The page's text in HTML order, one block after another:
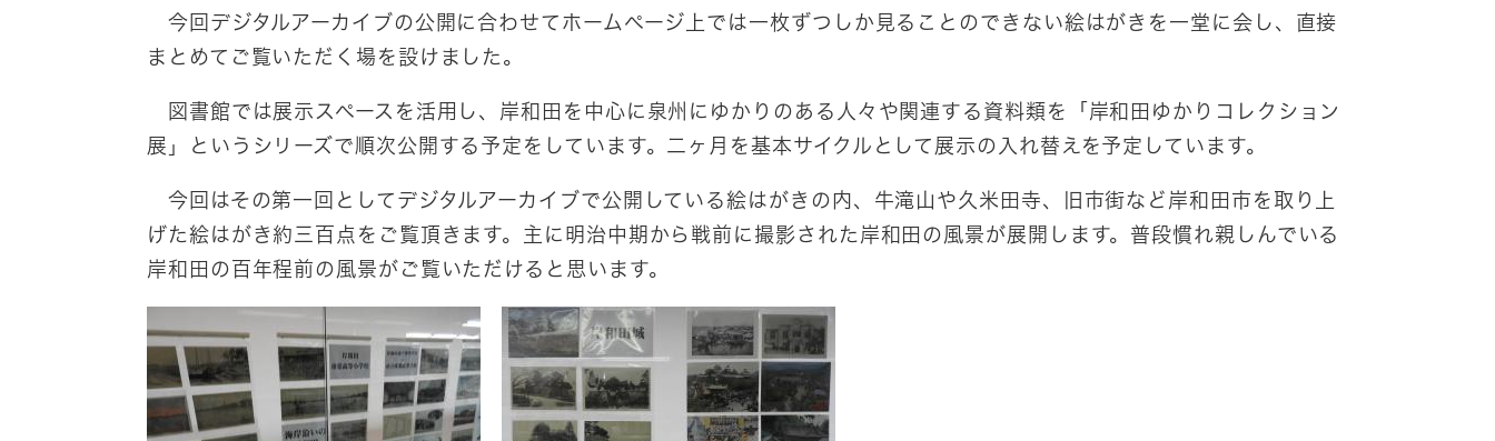
今回デジタルアーカイブの公開に合わせてホームページ上では一枚ずつしか見ることのできない絵はがきを一堂に会し、直接
まとめてご覧いただく場を設けました。
図書館では展示スペースを活用し、岸和田を中心に泉州にゆかりのある人々や関連する資料類を「岸和田ゆかりコレクション
展」というシリーズで順次公開する予定をしています。二ヶ月を基本サイクルとして展示の入れ替えを予定しています。
今回はその第一回としてデジタルアーカイブで公開している絵はがきの内、牛滝山や久米田寺、旧市街など岸和田市を取り上
げた絵はがき約三百点をご覧頂きます。主に明治中期から戦前に撮影された岸和田の風景が展開します。普段慣れ親しんでいる
岸和田の百年程前の風景がご覧いただけると思います。